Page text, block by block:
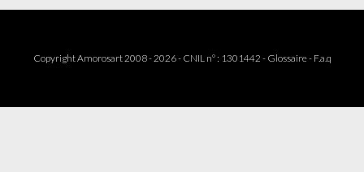
Copyright Amorosart 2008 - 2026 - CNIL n° : 1301442 - Glossaire- F.a.q